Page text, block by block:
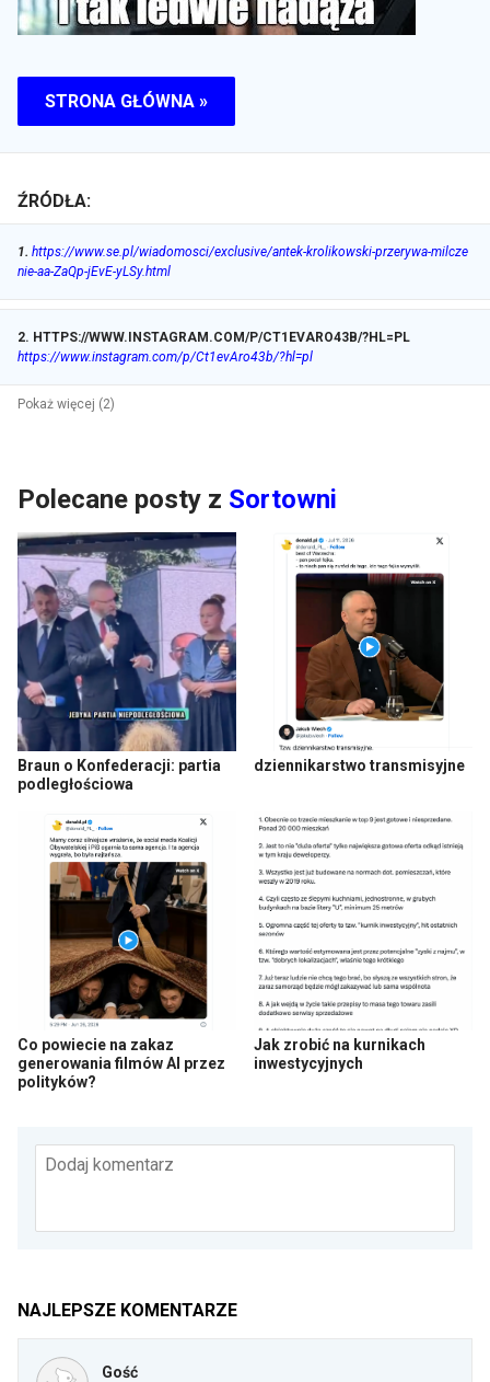
STRONA GŁÓWNA »
ŹRÓDŁA:
1. https://www.se.pl/wiadomosci/exclusive/antek-krolikowski-przerywa-milcze
nie-aa-ZaQp-jEvE-yLSy.html
2. HTTPS://WWW.INSTAGRAM.COM/P/CT1EVARO43B/?HL=PL
https://www.instagram.com/p/Ct1evAro43b/?hl=pl
Pokaż więcej (2)
Polecane posty z Sortowni
Braun o Konfederacji: partia
podległościowa
dziennikarstwo transmisyjne
Co powiecie na zakaz
generowania filmów AI przez
polityków?
Jak zrobić na kurnikach
inwestycyjnych
Dodaj komentarz
NAJLEPSZE KOMENTARZE
Gość